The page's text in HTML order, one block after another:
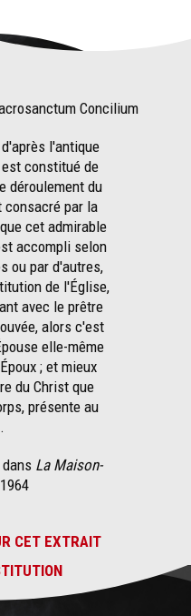
Concilium
l'antique
constitué de
déroulement du
par la
cet admirable
accompli selon
ou par d'autres,
de l'Église,
avec le prêtre
alors c'est
elle-même
; et mieux
du Christ que
présente au
La Maison-
CET EXTRAIT